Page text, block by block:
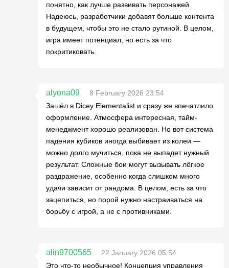
понятно, как лучше развивать персонажей.
Надеюсь, разработчики добавят больше контента
в будущем, чтобы это не стало рутиной. В целом,
игра имеет потенциал, но есть за что
покритиковать.
alyona09
8 February 2026 23:54
Зашёл в Dicey Elementalist и сразу же впечатлило
оформление. Атмосфера интересная, тайм-
менеджмент хорошо реализован. Но вот система
падения кубиков иногда выбивает из колеи —
можно долго мучиться, пока не выпадет нужный
результат. Сложные бои могут вызывать лёгкое
раздражение, особенно когда слишком много
удачи зависит от рандома. В целом, есть за что
зацепиться, но порой нужно настраиваться на
борьбу с игрой, а не с противниками.
alin9700565
22 January 2026 05:54
Это что-то необычное! Концепция управления